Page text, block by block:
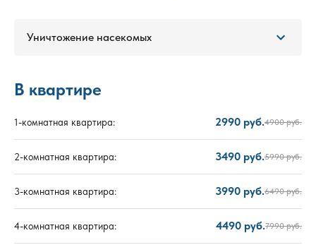
Уничтожение насекомых
В квартире
1-комнатная квартира: 2990 руб.4900 руб.
2-комнатная квартира: 3490 руб.5990 руб.
3-комнатная квартира: 3990 руб.6490 руб.
4-комнатная квартира: 4490 руб.7990 руб.